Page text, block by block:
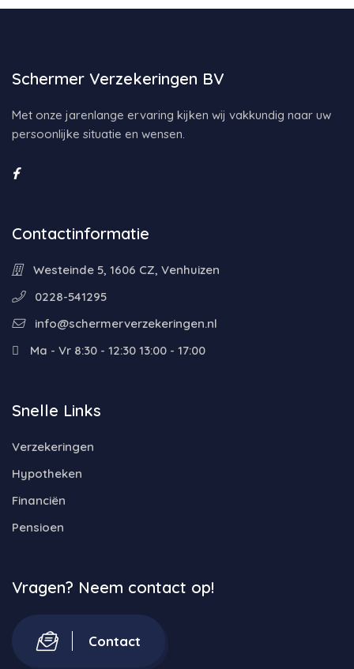
Schermer Verzekeringen BV
Met onze jarenlange ervaring kijken wij vakkundig naar uw
persoonlijke situatie en wensen.
Contactinformatie
Westeinde 5, 1606 CZ, Venhuizen
0228-541295
info@schermerverzekeringen.nl
Ma - Vr 8:30 - 12:30 13:00 - 17:00
Snelle Links
Verzekeringen
Hypotheken
Financiën
Pensioen
Vragen? Neem contact op!
Contact